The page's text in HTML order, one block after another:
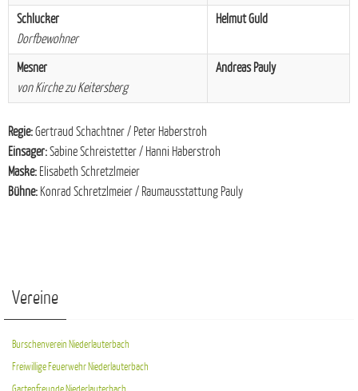
Schlucker
Dorfbewohner
Helmut Guld
Mesner
von Kirche zu Keitersberg
Andreas Pauly
Regie:Gertraud Schachtner / Peter Haberstroh
Einsager:Sabine Schreistetter / Hanni Haberstroh
Maske: Elisabeth Schretzlmeier
Bühne: Konrad Schretzlmeier / Raumausstattung Pauly
Vereine
Burschenverein Niederlauterbach
Freiwillige Feuerwehr Niederlauterbach